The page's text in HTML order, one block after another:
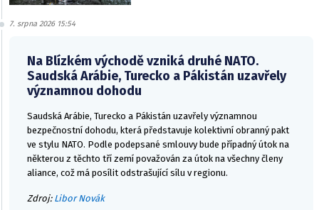
7. srpna 2026 15:54
Na Blízkém východě vzniká druhé NATO.
Saudská Arábie, Turecko a Pákistán uzavřely
významnou dohodu
Saudská Arábie, Turecko a Pákistán uzavřely významnou
bezpečnostní dohodu, která představuje kolektivní obranný pakt
ve stylu NATO. Podle podepsané smlouvy bude případný útok na
některou z těchto tří zemí považován za útok na všechny členy
aliance, což má posílit odstrašující sílu v regionu.
Zdroj: Libor Novák